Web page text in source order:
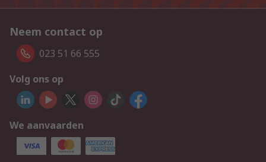
Neem contact op
023 51 66 555
Volg ons op
We aanvaarden